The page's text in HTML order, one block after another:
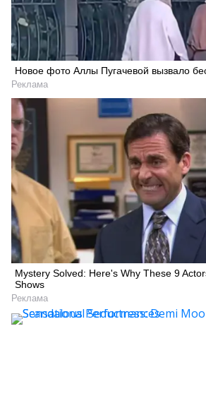
Новое фото Аллы Пугачевой вызвало
Реклама
Mystery Solved: Here's Why These 9
Shows
Реклама